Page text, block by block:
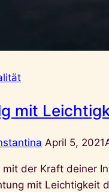
mit
April 5, 2021
mit der Kraft deiner
mit Leichtigkeit